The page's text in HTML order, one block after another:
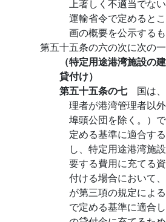
上著しく不適当でな
運輸省令で定めると
画の概要を公示するも
第五十五条の六の次に次の一
（特定用途港湾施設の
貸付け）
第五十五条の七 国は
理者が港湾管理者以
埠頭公団を除く。）
定める基準に適合す
し、特定用途港湾施
要する費用に充てる
付ける場合において
が第三項の規定によ
で定める基準に適合